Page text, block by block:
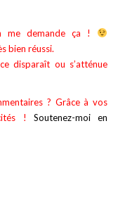
me demande ça !
bien réussi.
disparaît ou s’atténue
? Grâce à vos
! Soutenez-moi en